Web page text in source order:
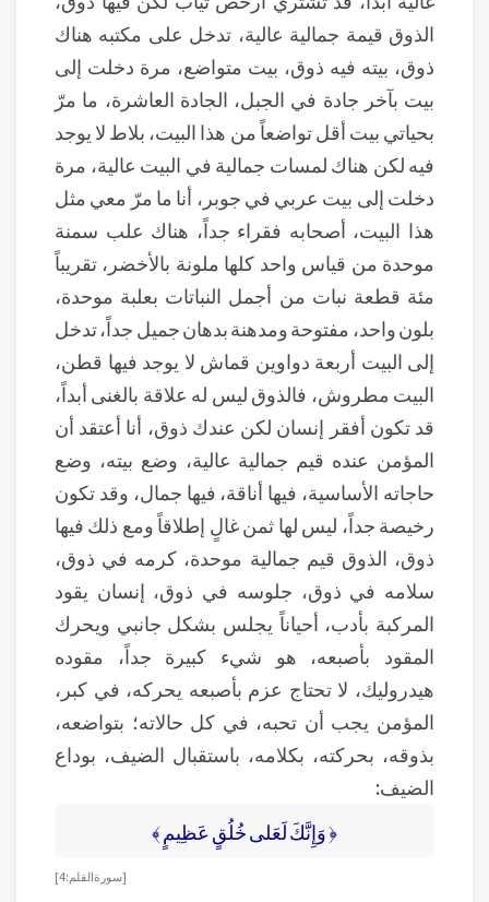
الذوق قيمة جمالية عالية، تدخل على مكتبه هناك
ذوق، بيته فيه ذوق، بيت متواضع، مرة دخلت إلى
بيت بآخر جادة في الجبل، الجادة العاشرة، ما مرّ
بحياتي بيت أقل تواضعاً من هذا البيت، بلاط لا يوجد
فيه لكن هناك لمسات جمالية في البيت عالية، مرة
دخلت إلى بيت عربي في جوبر، أنا ما مرّ معي مثل
هذا البيت، أصحابه فقراء جداً، هناك علب سمنة
موحدة من قياس واحد كلها ملونة بالأخضر، تقريباً
مئة قطعة نبات من أجمل النباتات بعلبة موحدة،
بلون واحد، مفتوحة ومدهنة بدهان جميل جداً، تدخل
إلى البيت أربعة دواوين قماش لا يوجد فيها قطن،
البيت مطروش، فالذوق ليس له علاقة بالغنى أبداً،
قد تكون أفقر إنسان لكن عندك ذوق، أنا أعتقد أن
المؤمن عنده قيم جمالية عالية، وضع بيته، وضع
حاجاته الأساسية، فيها أناقة، فيها جمال، وقد تكون
رخيصة جداً، ليس لها ثمن غالٍ إطلاقاً ومع ذلك فيها
ذوق، الذوق قيم جمالية موحدة، كرمه في ذوق،
سلامه في ذوق، جلوسه في ذوق، إنسان يقود
المركبة بأدب، أحياناً يجلس بشكل جانبي ويحرك
المقود بأصبعه، هو شيء كبيرة جداً، مقوده
هيدروليك، لا تحتاج عزم بأصبعه يحركه، في كبر،
المؤمن يجب أن تحبه، في كل حالاته؛ بتواضعه،
بذوقه، بحركته، بكلامه، باستقبال الضيف، بوداع
الضيف:
﴿ وَإِنَّكَ لَعَلى خُلُقٍ عَظِيمٍ ﴾
[ سورة القلم: 4 ]